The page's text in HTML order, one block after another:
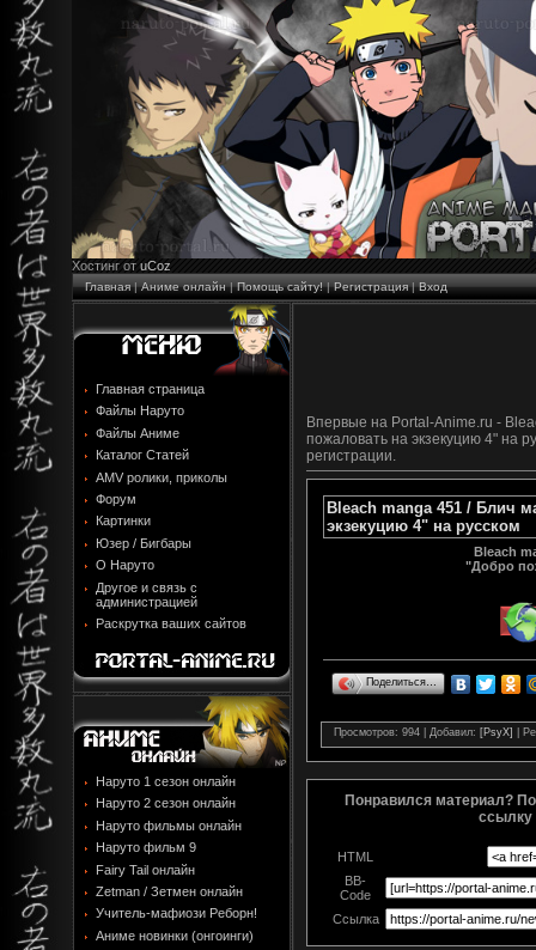
Хостинг от uCoz
Главная|Аниме онлайн|Помощь сайту!|Регистрация|Вход
Главная страница
Файлы Наруто
Файлы Аниме
Каталог Статей
AMV ролики, приколы
Форум
Картинки
Юзер / Бигбары
О Наруто
Другое и связь с
администрацией
Раскрутка ваших сайтов
Наруто 1 сезон онлайн
Наруто 2 сезон онлайн
Наруто фильмы онлайн
Наруто фильм 9
Fairy Tail онлайн
Zetman / Зетмен онлайн
Учитель-мафиози Реборн!
Аниме новинки (онгоинги)
Впервые на Portal-Anime.ru -
пожаловать на экзекуцию 4" на
регистрации.
Bleach manga 451 / Блич
экзекуцию 4" на русском
Bleach
"Добро
Поделиться…
Просмотров: 994 | Добавил: [PsyX]
Понравился материал?
ссылку
HTML
BB-
Code
Ссылка